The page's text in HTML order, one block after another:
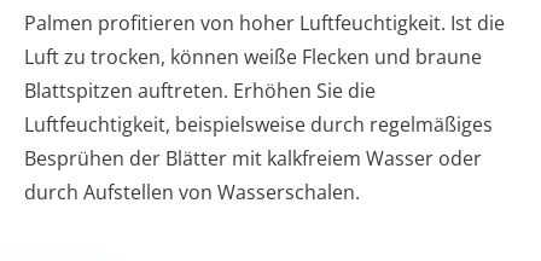
Palmen profitieren von hoher Luftfeuchtigkeit. Ist die
Luft zu trocken, können weiße Flecken und braune
Blattspitzen auftreten. Erhöhen Sie die
Luftfeuchtigkeit, beispielsweise durch regelmäßiges
Besprühen der Blätter mit kalkfreiem Wasser oder
durch Aufstellen von Wasserschalen.